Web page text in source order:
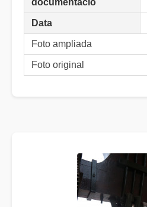
documentació
Data
Foto ampliada
Foto original